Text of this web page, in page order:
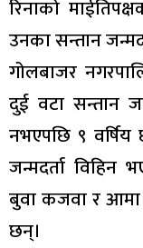
रिनाको
उनका सन्तान
गोलबाजर
दुई वटा सन्तान
नभएपछि ९ वर्षिय
जन्मदर्ता
बुवा कजवा र आमा
छन्।